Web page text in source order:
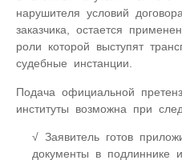
нарушителя условий
заказчика, остается
роли которой выступят
судебные инстанции.
Подача официальной
институты возможна при
Заявитель готов
документы в подлиннике